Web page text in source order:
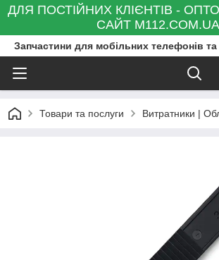
ДЛЯ ПОСТІЙНИХ КЛІЄНТІВ -
САЙТ M112.COM.UA
Запчастини для мобільних телефонів
Товари та послуги Витратники |